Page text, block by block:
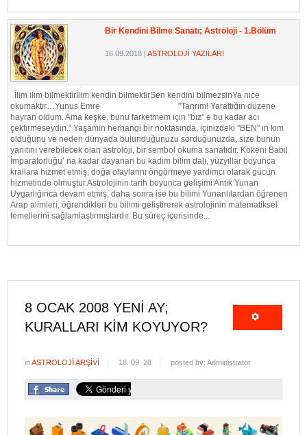
Bir Kendini Bilme Sanatı; Astroloji - 1.Bölüm
16.09.2018| ASTROLOJİ YAZILARI
İlim ilim bilmektirİlim kendin bilmektirSen kendini bilmezsinYa nice
okumaktır…Yunus Emre "Tanrım! Yarattığın düzene
hayran oldum. Ama keşke, bunu farketmem için "biz" e bu kadar acı
çektirmeseydin." Yaşamın herhangi bir noktasında, içinizdeki "BEN" in kim
olduğunu ve neden dünyada bulunduğunuzu sorduğunuzda, size bunun
yanıtını verebilecek olan astroloji, bir sembol okuma sanatıdır. Kökeni Babil
İmparatorluğu’ na kadar dayanan bu kadim bilim dalı, yüzyıllar boyunca
krallara hizmet etmiş, doğa olaylarını öngörmeye yardımcı olarak gücün
hizmetinde olmuştur.Astrolojinin tarih boyunca gelişimi Antik Yunan
Uygarlığınca devam etmiş, daha sonra ise bu bilimi Yunanlılardan öğrenen
Arap alimleri, öğrendikleri bu bilimi geliştirerek astrolojinin matematiksel
temellerini sağlamlaştırmışlardır. Bu süreç içerisinde...
8 OCAK 2008 YENI AY;
KURALLARI KIM KOYUYOR?
inASTROLOJİ ARŞİVİ 18. 09. 28 posted by: Administrator